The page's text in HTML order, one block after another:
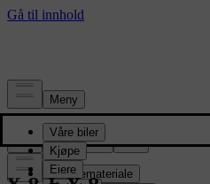
Presserom
Pressemateriale